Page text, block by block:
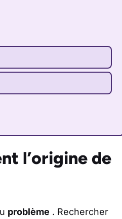
l’origine de
problème . Rechercher